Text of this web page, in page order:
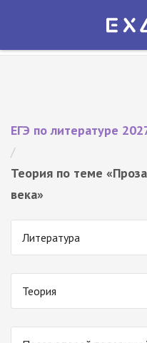
Экзамер — ЕГЭ
ЕГЭ по литературе
/
Теория по теме
века»
Литература
Теория